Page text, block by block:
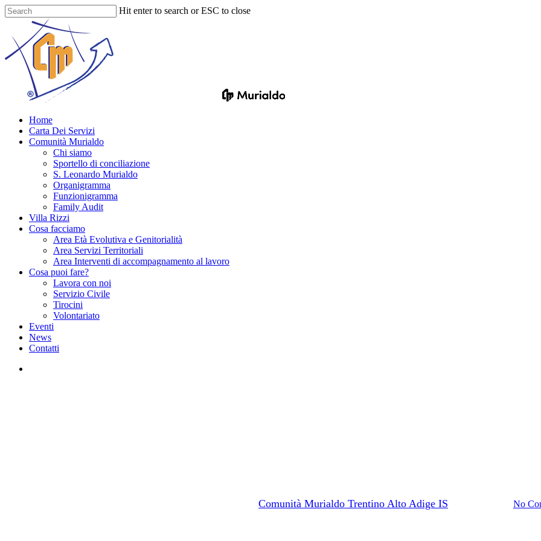
Skip
to
content
Hit enter to search or ESC to close
Menu
Home
Carta Dei Servizi
Comunità Murialdo
Chi siamo
Sportello di conciliazione
S. Leonardo Murialdo
Organigramma
Funzionigramma
Family Audit
Villa Rizzi
Cosa facciamo
Area Età Evolutiva e Genitorialità
Area Servizi Territoriali
Area Interventi di accompagnamento al lavoro
Cosa puoi fare?
Lavora con noi
Servizio Civile
Tirocini
Volontariato
Eventi
News
Contatti
Comunità Murialdo Trentino Alto Adige IS No